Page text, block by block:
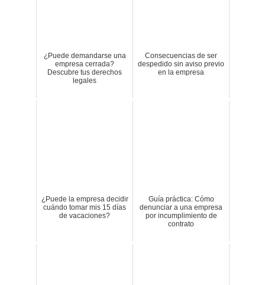
¿Puede demandarse una
empresa cerrada?
Descubre tus derechos
legales
Consecuencias de ser
despedido sin aviso previo
en la empresa
¿Puede la empresa decidir
cuándo tomar mis 15 días
de vacaciones?
Guía práctica: Cómo
denunciar a una empresa
por incumplimiento de
contrato